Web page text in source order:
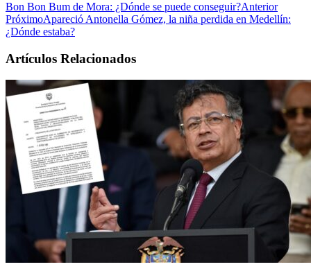
Bon Bon Bum de Mora: ¿Dónde se puede conseguir?Anterior
PróximoApareció Antonella Gómez, la niña perdida en Medellín:
¿Dónde estaba?
Artículos Relacionados